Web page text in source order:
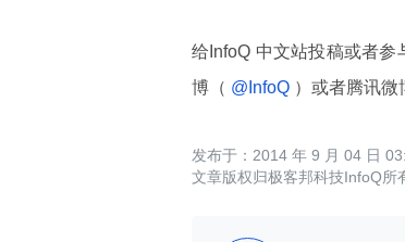
给InfoQ 中文站投稿或者
博（ @InfoQ ）或者腾讯微
2014 年 9 月 04 日
文章版权归极客邦科技InfoQ所